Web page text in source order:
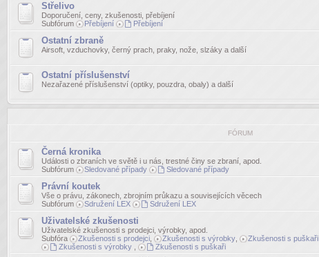
Střelivo
Doporučení, ceny, zkušenosti, přebíjení
Subfórum
Přebíjení Přebíjení
Ostatní zbraně
Airsoft, vzduchovky, černý prach, praky, nože, slzáky a další
Ostatní příslušenství
Nezařazené příslušenství (optiky, pouzdra, obaly) a další
FÓRUM
Černá kronika
Události o zbraních ve světě i u nás, trestné činy se zbraní, apod.
Subfórum
Sledované případy Sledované případy
Právní koutek
Vše o právu, zákonech, zbrojním průkazu a souvisejících věcech
Subfórum
Sdružení LEX Sdružení LEX
Uživatelské zkušenosti
Uživatelské zkušenosti s prodejci, výrobky, apod.
Subfóra
Zkušenosti s prodejci Zkušenosti s výrobky Zkušenosti s puškaři
Zkušenosti s výrobky, Zkušenosti s puškaři